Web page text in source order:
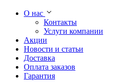
О нас
Контакты
Услуги компании
Акции
Новости и статьи
Доставка
Оплата заказов
Гарантия